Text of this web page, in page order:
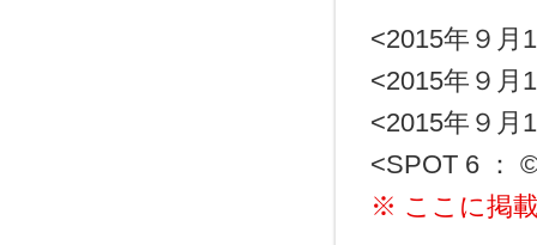
<2015年９
<2015年９
<2015年９
<SPOT 6 ：
※ ここに掲